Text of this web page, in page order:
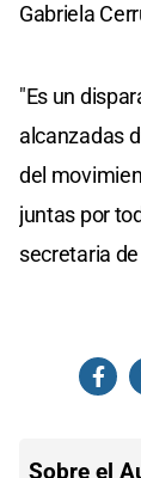
Gabriela
"Es un
alcanzadas
del
juntas por
secretaria
Sobre el